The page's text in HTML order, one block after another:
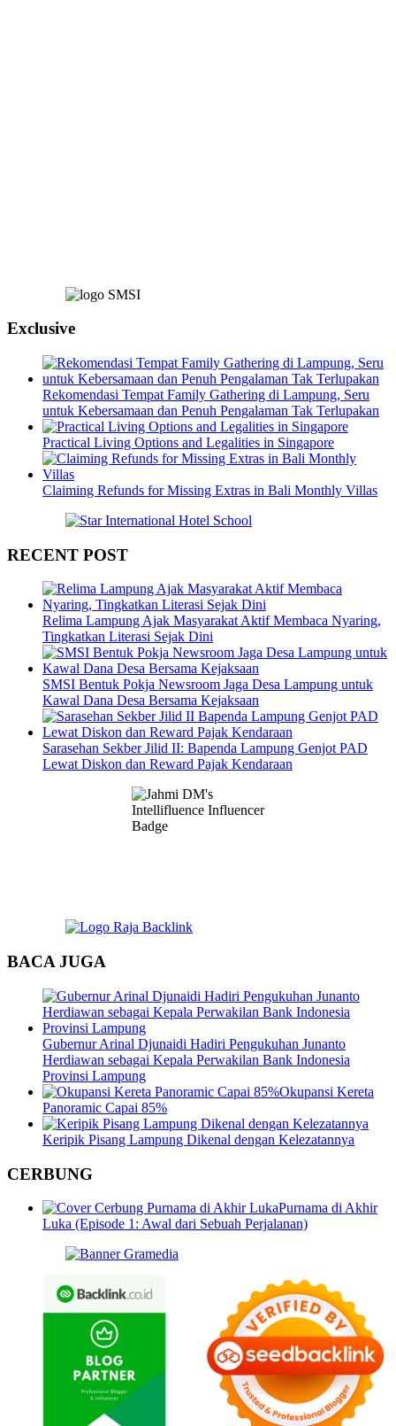
Exclusive
Rekomendasi Tempat Family Gathering di Lampung, Seru
untuk Kebersamaan dan Penuh Pengalaman Tak Terlupakan
Practical Living Options and Legalities in Singapore
Claiming Refunds for Missing Extras in Bali Monthly Villas
RECENT POST
Relima Lampung Ajak Masyarakat Aktif Membaca Nyaring,
Tingkatkan Literasi Sejak Dini
SMSI Bentuk Pokja Newsroom Jaga Desa Lampung untuk
Kawal Dana Desa Bersama Kejaksaan
Sarasehan Sekber Jilid II: Bapenda Lampung Genjot PAD
Lewat Diskon dan Reward Pajak Kendaraan
BACA JUGA
Gubernur Arinal Djunaidi Hadiri Pengukuhan Junanto
Herdiawan sebagai Kepala Perwakilan Bank Indonesia
Provinsi Lampung
Okupansi Kereta
Panoramic Capai 85%
Keripik Pisang Lampung Dikenal dengan Kelezatannya
CERBUNG
Purnama di Akhir
Luka (Episode 1: Awal dari Sebuah Perjalanan)